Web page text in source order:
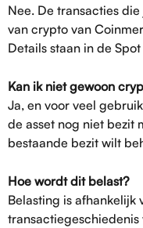
Nee. De transacties
van crypto van
Details staan in de
Kan ik niet gewoon
Ja, en voor veel
de asset nog niet bezit
bestaande bezit wilt
Hoe wordt dit belast?
Belasting is afhankelijk